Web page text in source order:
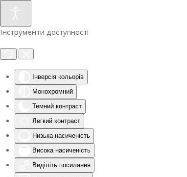
Інструменти доступності
Інверсія кольорів
Монохромний
Темний контраст
Легкий контраст
Низька насиченість
Висока насиченість
Виділіть посилання